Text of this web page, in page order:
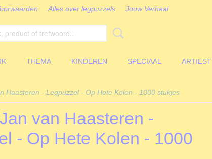
Alles over legpuzzels Jouw Verhaal
THEMA KINDEREN SPECIAAL ARTIEST
Haasteren - Legpuzzel - Op Hete Kolen - 1000 stukjes
van Haasteren -
- Op Hete Kolen - 1000